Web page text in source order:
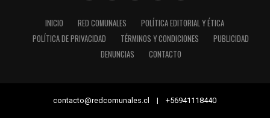
INICIO RED COMUNALES
POLÍTICA EDITORIAL Y ÉTICA
POLÍTICA DE PRIVACIDAD
TÉRMINOS Y CONDICIONES
PUBLICIDAD
DENUNCIAS
CONTACTO
contacto@redcomunales.cl | +56941118440